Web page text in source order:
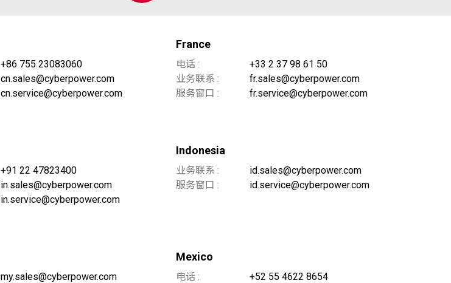
+86 755 23083060
cn.sales@cyberpower.com
cn.service@cyberpower.com
France
电话 :
+33 2 37 98 61 50
业务联系 :
fr.sales@cyberpower.com
服务窗口 :
fr.service@cyberpower.com
+91 22 47823400
in.sales@cyberpower.com
in.service@cyberpower.com
Indonesia
业务联系 :
id.sales@cyberpower.com
服务窗口 :
id.service@cyberpower.com
my.sales@cyberpower.com
Mexico
电话 :
+52 55 4622 8654